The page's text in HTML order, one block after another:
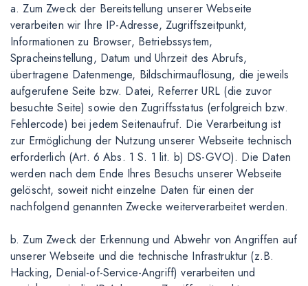
a. Zum Zweck der Bereitstellung unserer Webseite
verarbeiten wir Ihre IP-Adresse, Zugriffszeitpunkt,
Informationen zu Browser, Betriebssystem,
Spracheinstellung, Datum und Uhrzeit des Abrufs,
übertragene Datenmenge, Bildschirmauflösung, die jeweils
aufgerufene Seite bzw. Datei, Referrer URL (die zuvor
besuchte Seite) sowie den Zugriffsstatus (erfolgreich bzw.
Fehlercode) bei jedem Seitenaufruf. Die Verarbeitung ist
zur Ermöglichung der Nutzung unserer Webseite technisch
erforderlich (Art. 6 Abs. 1 S. 1 lit. b) DS-GVO). Die Daten
werden nach dem Ende Ihres Besuchs unserer Webseite
gelöscht, soweit nicht einzelne Daten für einen der
nachfolgend genannten Zwecke weiterverarbeitet werden.
b. Zum Zweck der Erkennung und Abwehr von Angriffen auf
unserer Webseite und die technische Infrastruktur (z.B.
Hacking, Denial-of-Service-Angriff) verarbeiten und